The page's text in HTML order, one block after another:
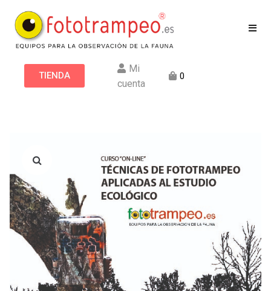
TIENDA
Mi
cuenta
0